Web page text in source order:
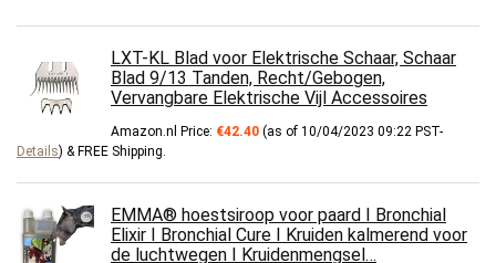
LXT-KL Blad voor Elektrische Schaar, Schaar
Blad 9/13 Tanden, Recht/Gebogen,
Vervangbare Elektrische Vijl Accessoires
Amazon.nl Price: €42.40 (as of 10/04/2023 09:22 PST-
Details) & FREE Shipping
EMMA® hoestsiroop voor paard I Bronchial
Elixir I Bronchial Cure I Kruiden kalmerend voor
de luchtwegen I Kruidenmengsel…